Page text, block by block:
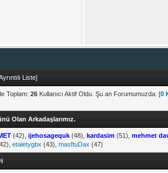
Liste]
Toplam: 26 Kullanıcı Aktif Oldu. Şu an Forumumuzda: [0
Olan Arkadaşlarımız.
(42), ijehosagequk (48), kardasim (51), mehmet
etaletygbx (43), masftuDax (47)